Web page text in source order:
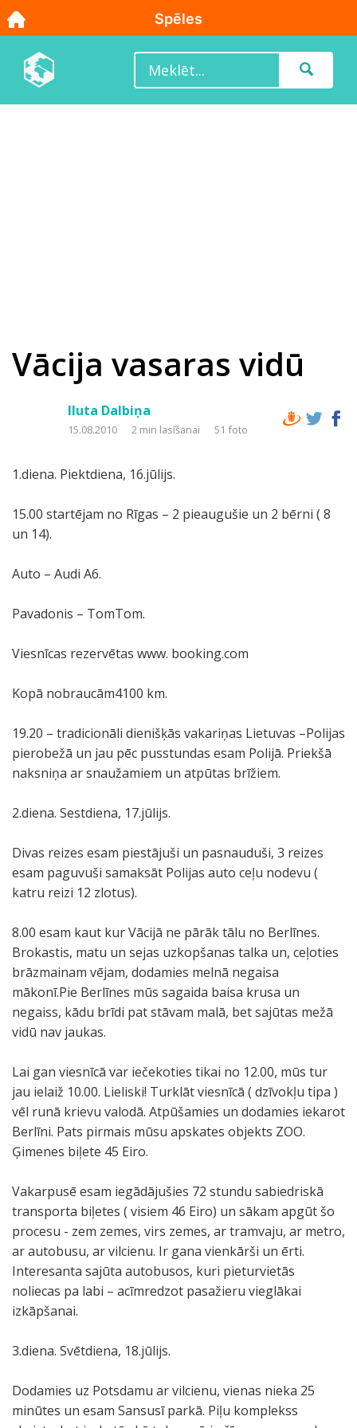
Vācija vasaras vidū
Iluta Dalbiņa
15.08.2010 2 min lasīšanai 51 foto
1.diena. Piektdiena, 16.jūlijs.
15.00 startējam no Rīgas – 2 pieaugušie un 2 bērni ( 8
un 14).
Auto – Audi A6.
Pavadonis – TomTom.
Viesnīcas rezervētas www. booking.com
Kopā nobraucām4100 km.
19.20 – tradicionāli dienišķās vakariņas Lietuvas –Polijas
pierobežā un jau pēc pusstundas esam Polijā. Priekšā
naksniņa ar snaužamiem un atpūtas brīžiem.
2.diena. Sestdiena, 17.jūlijs.
Divas reizes esam piestājuši un pasnauduši, 3 reizes
esam paguvuši samaksāt Polijas auto ceļu nodevu (
katru reizi 12 zlotus).
8.00 esam kaut kur Vācijā ne pārāk tālu no Berlīnes.
Brokastis, matu un sejas uzkopšanas talka un, ceļoties
brāzmainam vējam, dodamies melnā negaisa
mākonī.Pie Berlīnes mūs sagaida baisa krusa un
negaiss, kādu brīdi pat stāvam malā, bet sajūtas mežā
vidū nav jaukas.
Lai gan viesnīcā var iečekoties tikai no 12.00, mūs tur
jau ielaiž 10.00. Lieliski! Turklāt viesnīcā ( dzīvokļu tipa )
vēl runā krievu valodā. Atpūšamies un dodamies iekarot
Berlīni. Pats pirmais mūsu apskates objekts ZOO.
Ģimenes biļete 45 Eiro.
Vakarpusē esam iegādājušies 72 stundu sabiedriskā
transporta biļetes ( visiem 46 Eiro) un sākam apgūt šo
procesu - zem zemes, virs zemes, ar tramvaju, ar metro,
ar autobusu, ar vilcienu. Ir gana vienkārši un ērti.
Interesanta sajūta autobusos, kuri pieturvietās
noliecas pa labi – acīmredzot pasažieru vieglākai
izkāpšanai.
3.diena. Svētdiena, 18.jūlijs.
Dodamies uz Potsdamu ar vilcienu, vienas nieka 25
minūtes un esam Sansusī parkā. Piļu komplekss